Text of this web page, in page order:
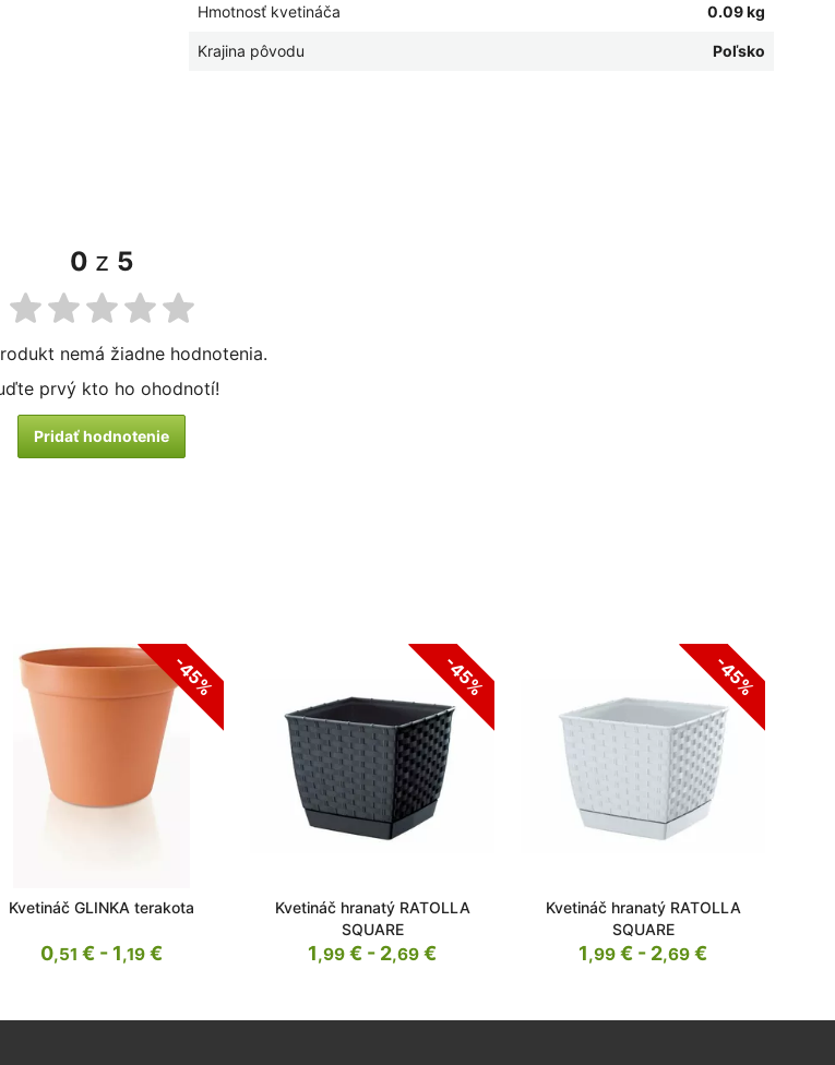
Hmotnosť kvetináča 0.09 kg
Krajina pôvodu Poľsko
0 z 5
nemá žiadne hodnotenia.
prvý kto ho ohodnotí!
Pridať hodnotenie
-45%
Kvetináč GLINKA terakota
0,51 € - 1,19 €
-45%
Kvetináč hranatý RATOLLA
SQUARE
1,99 € - 2,69 €
-45%
Kvetináč hranatý RATOLLA
SQUARE
1,99 € - 2,69 €